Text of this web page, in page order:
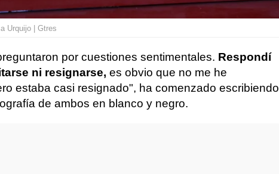
Urquijo | Gtres
por cuestiones sentimentales. Respondí
ni resignarse, es obvio que no me he
estaba casi resignado", ha comenzado escribiendo
de ambos en blanco y negro.